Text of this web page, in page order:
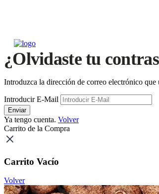
¿Olvidaste tu
Introduzca la dirección de correo electrónico
Introducir E-Mail
Enviar
Ya tengo cuenta. Volver
Carrito de la Compra
Carrito Vacío
Volver